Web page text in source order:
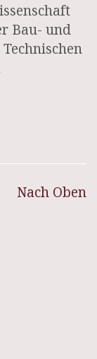
Bau- und
Nach Oben